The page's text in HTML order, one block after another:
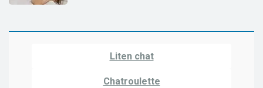
Liten chat
Chatroulette